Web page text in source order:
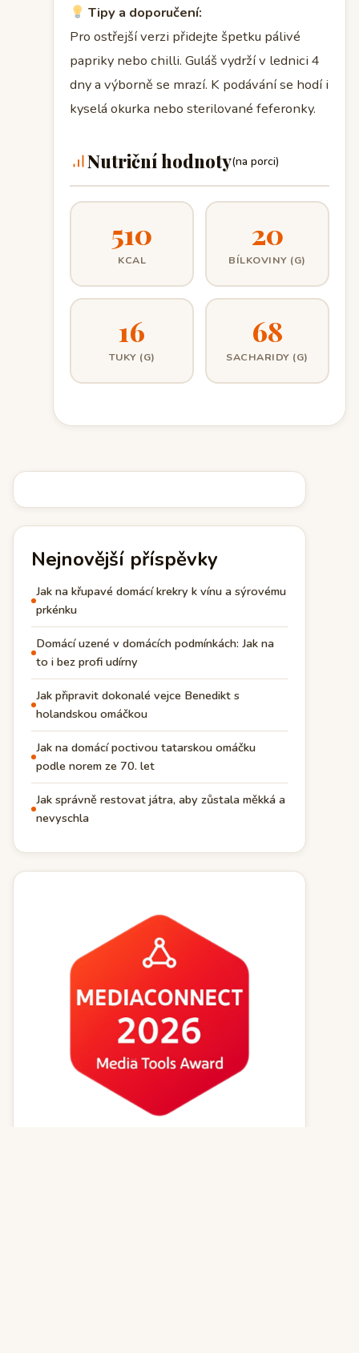
Tipy a doporučení:
Pro ostřejší verzi přidejte špetku pálivé
papriky nebo chilli. Guláš vydrží v lednici 4
dny a výborně se mrazí. K podávání se hodí i
kyselá okurka nebo sterilované feferonky.
Nutriční hodnoty(na porci)
510
KCAL
20
BÍLKOVINY (G)
16
TUKY (G)
68
SACHARIDY (G)
Nejnovější příspěvky
Jak na křupavé domácí krekry k vínu a sýrovému
prkénku
Domácí uzené v domácích podmínkách: Jak na
to i bez profi udírny
Jak připravit dokonalé vejce Benedikt s
holandskou omáčkou
Jak na domácí poctivou tatarskou omáčku
podle norem ze 70. let
Jak správně restovat játra, aby zůstala měkká a
nevyschla